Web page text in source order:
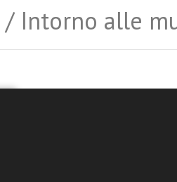
/ Intorno alle